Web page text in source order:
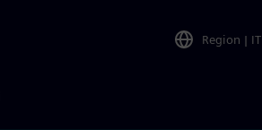
Region | IT